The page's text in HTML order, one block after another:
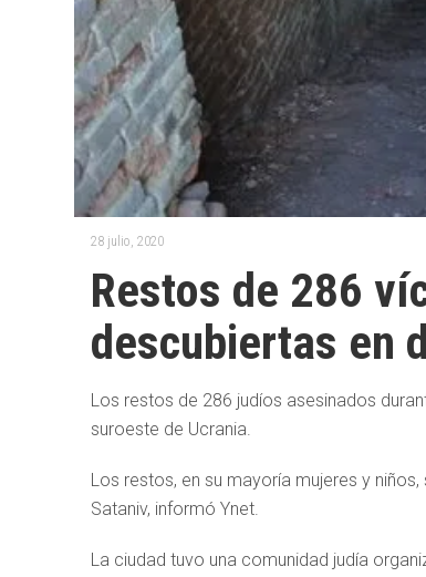
28 julio, 2020
Restos de 286
descubiertas en
Los restos de 286 judíos asesinados
suroeste de Ucrania.
Los restos, en su mayoría mujeres y
Sataniv, informó Ynet.
La ciudad tuvo una comunidad judía